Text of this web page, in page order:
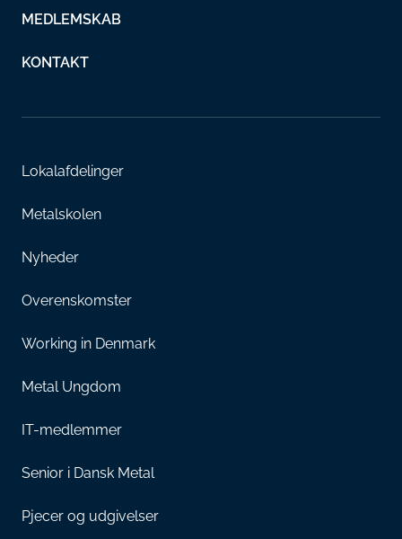
MEDLEMSKAB
KONTAKT
Lokalafdelinger
Metalskolen
Nyheder
Overenskomster
Working in Denmark
Metal Ungdom
IT-medlemmer
Senior i Dansk Metal
Pjecer og udgivelser